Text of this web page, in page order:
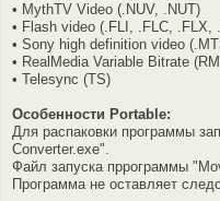
• MythTV Video (.NUV, .NUT)
• Flash video (.FLI, .FLC, .FLX,
• Sony high definition video
• RealMedia Variable Bitrate
• Telesync (TS)
Особенности Portable:
Для распаковки программы
Converter.exe".
Файл запуска пррограммы
Программа не оставляет